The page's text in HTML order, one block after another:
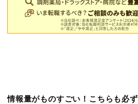
情報量がものすごい！こちらも必ず